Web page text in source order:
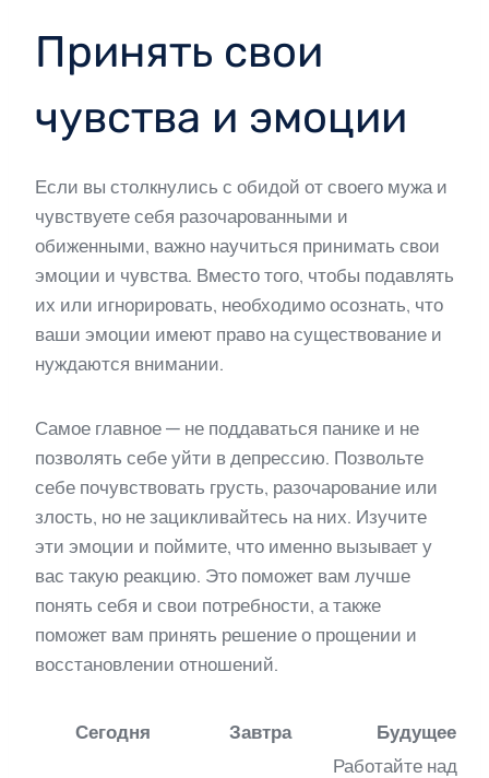
Принять свои
чувства и эмоции
Если вы столкнулись с обидой от своего мужа и
чувствуете себя разочарованными и
обиженными, важно научиться принимать свои
эмоции и чувства. Вместо того, чтобы подавлять
их или игнорировать, необходимо осознать, что
ваши эмоции имеют право на существование и
нуждаются внимании.
Самое главное — не поддаваться панике и не
позволять себе уйти в депрессию. Позвольте
себе почувствовать грусть, разочарование или
злость, но не зацикливайтесь на них. Изучите
эти эмоции и поймите, что именно вызывает у
вас такую реакцию. Это поможет вам лучше
понять себя и свои потребности, а также
поможет вам принять решение о прощении и
восстановлении отношений.
Сегодня Завтра Будущее
Работайте над